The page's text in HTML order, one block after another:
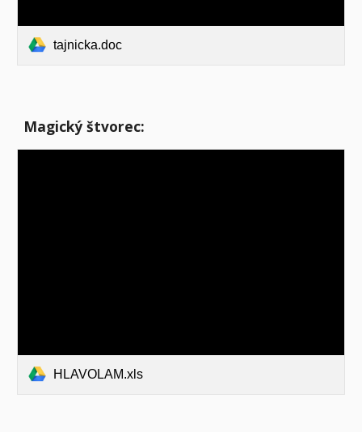
tajnicka.doc
Magický štvorec:
HLAVOLAM.xls